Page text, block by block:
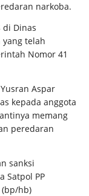
narkoba.
di Dinas
yang telah
Nomor 41
Aspar
kepada anggota
memang
peredaran
sanksi
Satpol PP
hb)